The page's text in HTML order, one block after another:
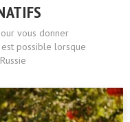
vous donner
possible lorsque